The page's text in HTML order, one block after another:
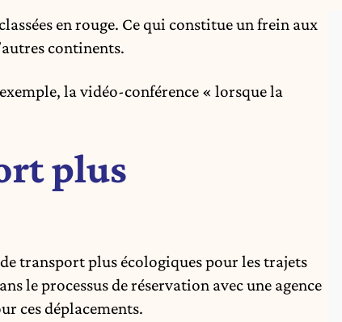
en rouge. Ce qui constitue un frein aux
continents.
la vidéo-conférence « lorsque la
plus
transport plus écologiques pour les trajets
le processus de réservation avec une agence
ces déplacements.